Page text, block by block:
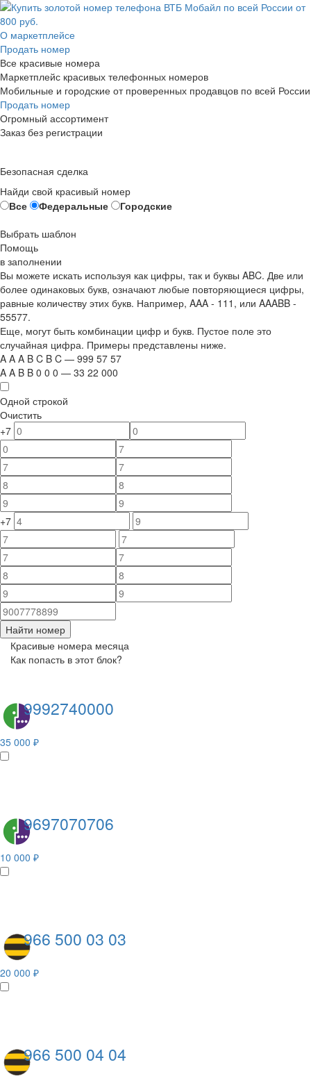
О маркетплейсе
Продать номер
Все красивые номера
Маркетплейс красивых телефонных номеров
Мобильные и городские от проверенных продавцов по всей России
Продать номер
Огромный ассортимент
Заказ без регистрации
Безопасная сделка
Найди свой красивый номер
Все
Федеральные
Городские
Выбрать шаблон
Помощь
в заполнении
Вы можете искать используя как цифры, так и буквы ABC. Две или
более одинаковых букв, означают любые повторяющиеся цифры,
равные количеству этих букв. Например, AAA - 111 , или AAABB -
55577.
Еще, могут быть комбинации цифр и букв. Пустое поле это
случайная цифра. Примеры представлены ниже.
A A A B C B C — 999 57 57
A A B B 0 0 0 — 33 22 000
Одной строкой
Очистить
+7
+7
Найти номер
Красивые номера месяца
Как попасть в этот блок?
9992740000
35 000 ₽
9697070706
10 000 ₽
966 500 03 03
20 000 ₽
966 500 04 04